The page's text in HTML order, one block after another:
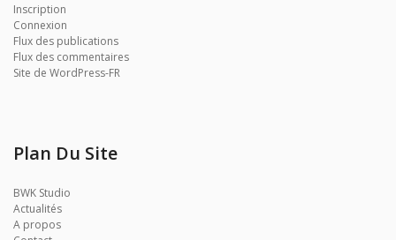
Inscription
Connexion
Flux des publications
Flux des commentaires
Site de WordPress-FR
Plan Du Site
BWK Studio
Actualités
A propos